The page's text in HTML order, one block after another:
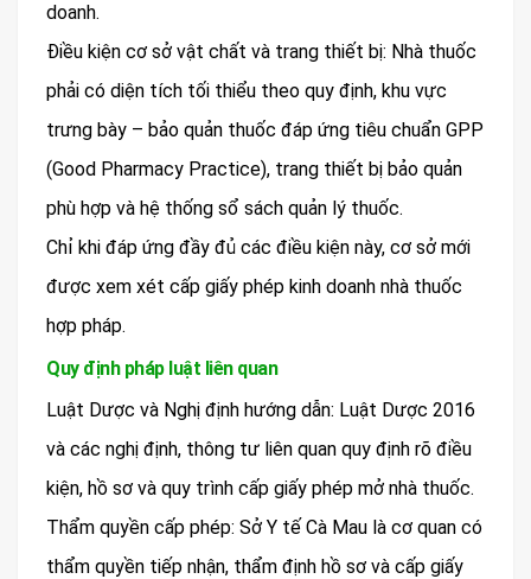
doanh.
Điều kiện cơ sở vật chất và trang thiết bị: Nhà thuốc
phải có diện tích tối thiểu theo quy định, khu vực
trưng bày – bảo quản thuốc đáp ứng tiêu chuẩn GPP
(Good Pharmacy Practice), trang thiết bị bảo quản
phù hợp và hệ thống sổ sách quản lý thuốc.
Chỉ khi đáp ứng đầy đủ các điều kiện này, cơ sở mới
được xem xét cấp giấy phép kinh doanh nhà thuốc
hợp pháp.
Quy định pháp luật liên quan
Luật Dược và Nghị định hướng dẫn: Luật Dược 2016
và các nghị định, thông tư liên quan quy định rõ điều
kiện, hồ sơ và quy trình cấp giấy phép mở nhà thuốc.
Thẩm quyền cấp phép: Sở Y tế Cà Mau là cơ quan có
thẩm quyền tiếp nhận, thẩm định hồ sơ và cấp giấy